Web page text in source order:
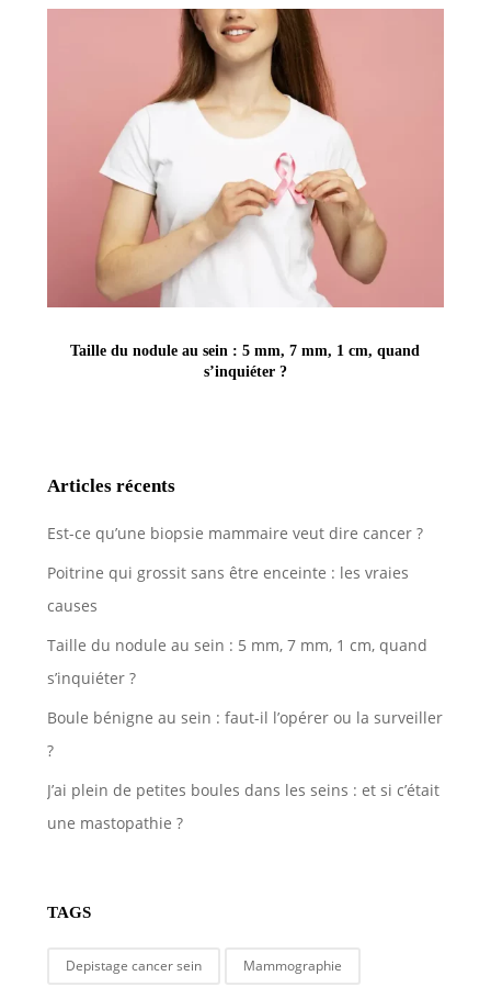
Taille du nodule au sein : 5 mm, 7 mm, 1 cm, quand
s’inquiéter ?
Articles récents
Est-ce qu’une biopsie mammaire veut dire cancer ?
Poitrine qui grossit sans être enceinte : les vraies
causes
Taille du nodule au sein : 5 mm, 7 mm, 1 cm, quand
s’inquiéter ?
Boule bénigne au sein : faut-il l’opérer ou la surveiller
?
J’ai plein de petites boules dans les seins : et si c’était
une mastopathie ?
TAGS
Depistage cancer sein Mammographie